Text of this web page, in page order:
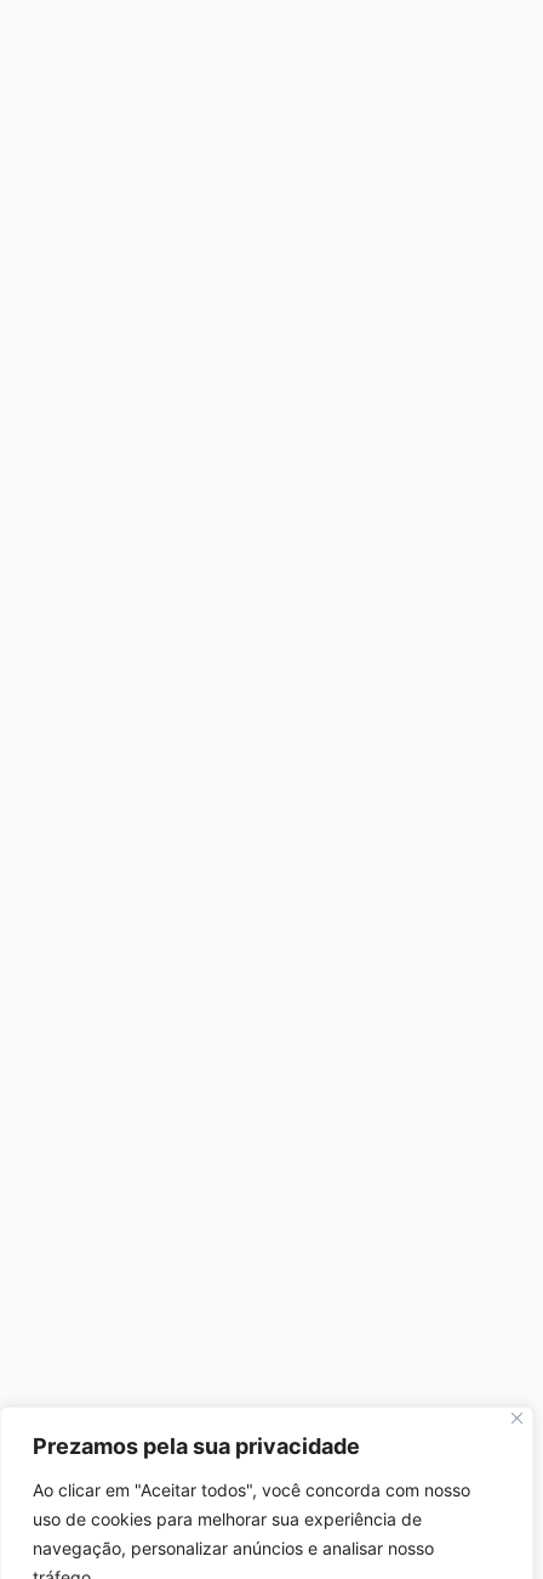
Prezamos pela sua privacidade
Ao clicar em "Aceitar todos", você concorda com nosso
uso de cookies para melhorar sua experiência de
navegação, personalizar anúncios e analisar nosso